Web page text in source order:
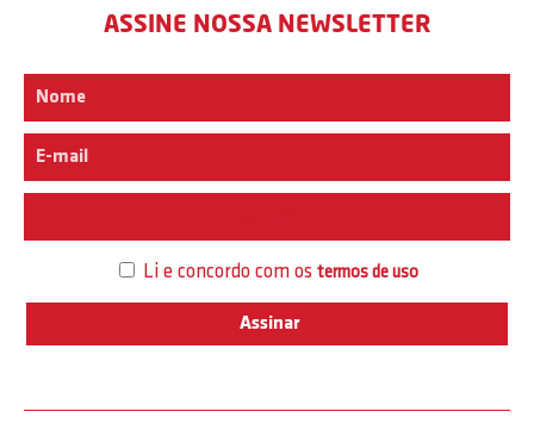
ASSINE NOSSA NEWSLETTER
Li e concordo com os termos de uso